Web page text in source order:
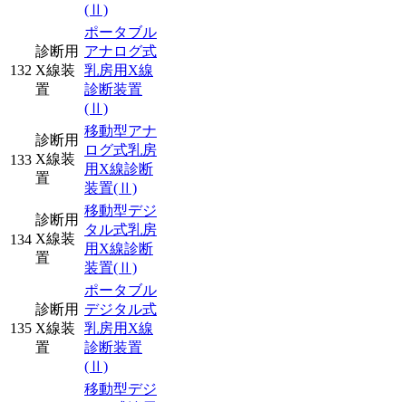
(Ⅱ)
132
診断用
X線装
置
ポータブル
アナログ式
乳房用X線
診断装置
(Ⅱ)
133
診断用
X線装
置
移動型アナ
ログ式乳房
用X線診断
装置(Ⅱ)
134
診断用
X線装
置
移動型デジ
タル式乳房
用X線診断
装置(Ⅱ)
135
診断用
X線装
置
ポータブル
デジタル式
乳房用X線
診断装置
(Ⅱ)
移動型デジ